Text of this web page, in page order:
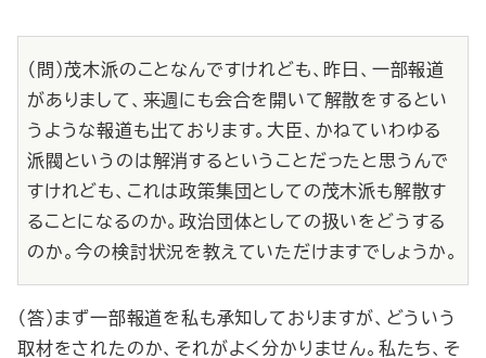
（問）茂木派のことなんですけれども、昨日、一部報道
がありまして、来週にも会合を開いて解散をするとい
うような報道も出ております。大臣、かねていわゆる
派閥というのは解消するということだったと思うんで
すけれども、これは政策集団としての茂木派も解散す
ることになるのか。政治団体としての扱いをどうする
のか。今の検討状況を教えていただけますでしょうか。
（答）まず一部報道を私も承知しておりますが、どういう
取材をされたのか、それがよく分かりません。私たち、そ